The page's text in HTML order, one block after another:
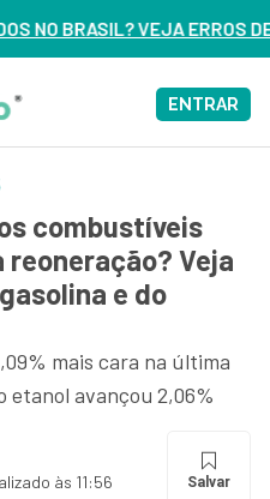
3 DELES – ASSISTA AGORA
ENTRAR
combustíveis
Veja
e do
mais cara na última
etanol avançou 2,06%
às 11:56 Salvar